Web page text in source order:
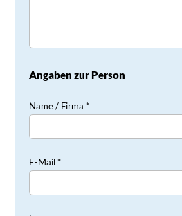
Angaben zur Person
Name / Firma *
E-Mail *